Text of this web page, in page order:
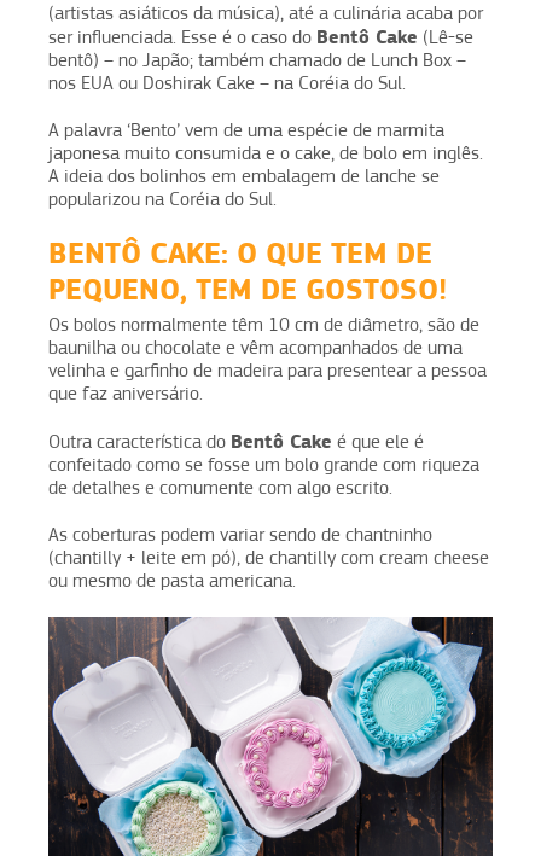
(artistas asiáticos da música), até a culinária acaba por
ser influenciada. Esse é o caso do Bentô Cake (Lê-se
bentô) – no Japão; também chamado de Lunch Box –
nos EUA ou Doshirak Cake – na Coréia do Sul.
A palavra ‘Bento’ vem de uma espécie de marmita
japonesa muito consumida e o cake, de bolo em inglês.
A ideia dos bolinhos em embalagem de lanche se
popularizou na Coréia do Sul.
BENTÔ CAKE: O QUE TEM DE
PEQUENO, TEM DE GOSTOSO!
Os bolos normalmente têm 10 cm de diâmetro, são de
baunilha ou chocolate e vêm acompanhados de uma
velinha e garfinho de madeira para presentear a pessoa
que faz aniversário.
Outra característica do Bentô Cake é que ele é
confeitado como se fosse um bolo grande com riqueza
de detalhes e comumente com algo escrito.
As coberturas podem variar sendo de chantninho
(chantilly + leite em pó), de chantilly com cream cheese
ou mesmo de pasta americana.